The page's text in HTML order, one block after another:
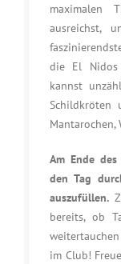
maximalen
ausreichst,
die El Nidos
kannst
Mantarochen,
Am Ende
den Tag
auszufüllen.
bereits, ob
im Club!